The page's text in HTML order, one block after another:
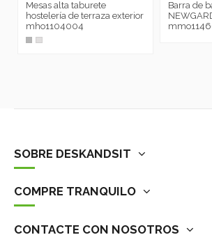
Mesas alta taburete
hostelería de terraza exterior
mho1104004
Barra de
SOBRE DESKANDSIT
COMPRE TRANQUILO
CONTACTE CON NOSOTROS